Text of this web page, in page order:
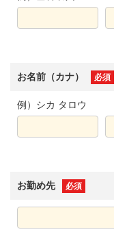
お名前（カナ） 必須
例）シカ タロウ
お勤め先 必須